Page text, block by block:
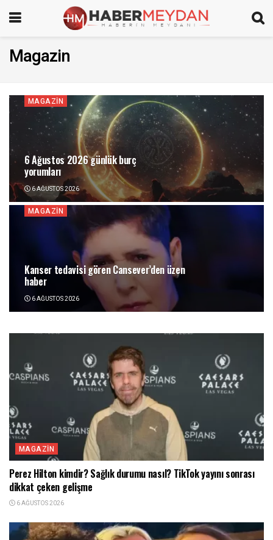
Magazin
MAGAZIN
6 Ağustos 2026 günlük burç
yorumları
6 AĞUSTOS 2026
MAGAZIN
Kanser tedavisi gören Cansever’den üzen
haber
6 AĞUSTOS 2026
MAGAZIN
Perez Hilton kimdir? Sağlık durumu nasıl? TikTok yayını sonrası
dikkat çeken gelişme
6 AĞUSTOS 2026